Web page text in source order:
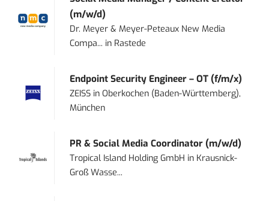
(m/w/d)
Dr. Meyer & Meyer-Peteaux New Media
Compa... in Rastede
Endpoint Security Engineer – OT (f/m/x)
ZEISS inOberkochen (Baden-Württemberg),
München
PR & Social Media Coordinator (m/w/d)
Tropical Island Holding GmbH in Krausnick-
Groß Wasse...